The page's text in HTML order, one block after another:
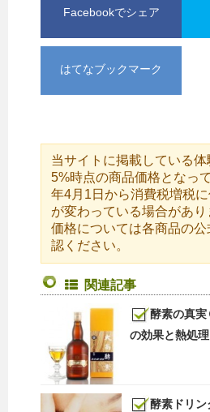
Facebookでシェア
はてなブックマーク
当サイトに掲載している
5%時点の商品価格となっ
年4月1日から消費税増税
が変わっている場合があ
価格については各商品の
認ください。
関連記事
酵素の真実
の効果と熱処理
酵素ドリン